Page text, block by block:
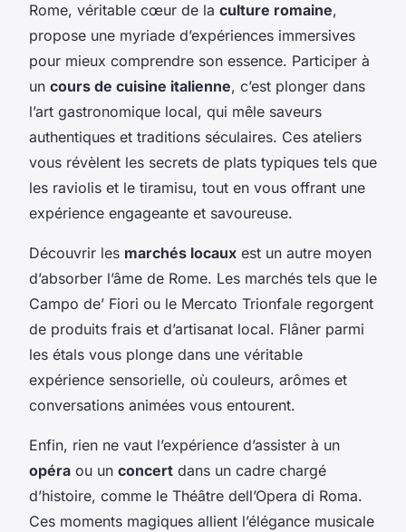
Rome, véritable cœur de la culture romaine,
propose une myriade d’expériences immersives
pour mieux comprendre son essence. Participer à
un cours de cuisine italienne, c’est plonger dans
l’art gastronomique local, qui mêle saveurs
authentiques et traditions séculaires. Ces ateliers
vous révèlent les secrets de plats typiques tels que
les raviolis et le tiramisu, tout en vous offrant une
expérience engageante et savoureuse.
Découvrir les marchés locaux est un autre moyen
d’absorber l’âme de Rome. Les marchés tels que le
Campo de’ Fiori ou le Mercato Trionfale regorgent
de produits frais et d’artisanat local. Flâner parmi
les étals vous plonge dans une véritable
expérience sensorielle, où couleurs, arômes et
conversations animées vous entourent.
Enfin, rien ne vaut l’expérience d’assister à un
opéra ou un concert dans un cadre chargé
d’histoire, comme le Théâtre dell’Opera di Roma.
Ces moments magiques allient l’élégance musicale